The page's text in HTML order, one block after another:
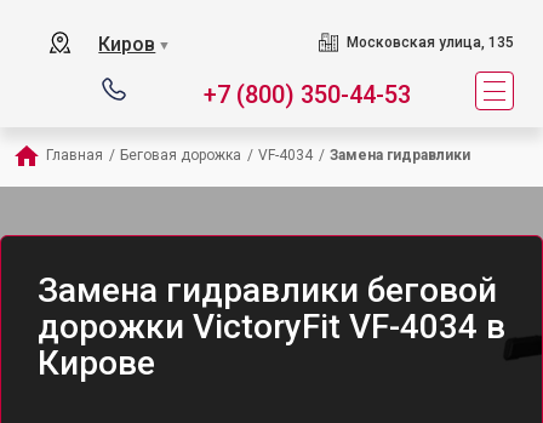
Киров ▼ Московская улица, 135
+7 (800) 350-44-53
Главная / Беговая дорожка / VF-4034 / Замена гидравлики
Замена гидравлики беговой
дорожки VictoryFit VF-4034 в
Кирове